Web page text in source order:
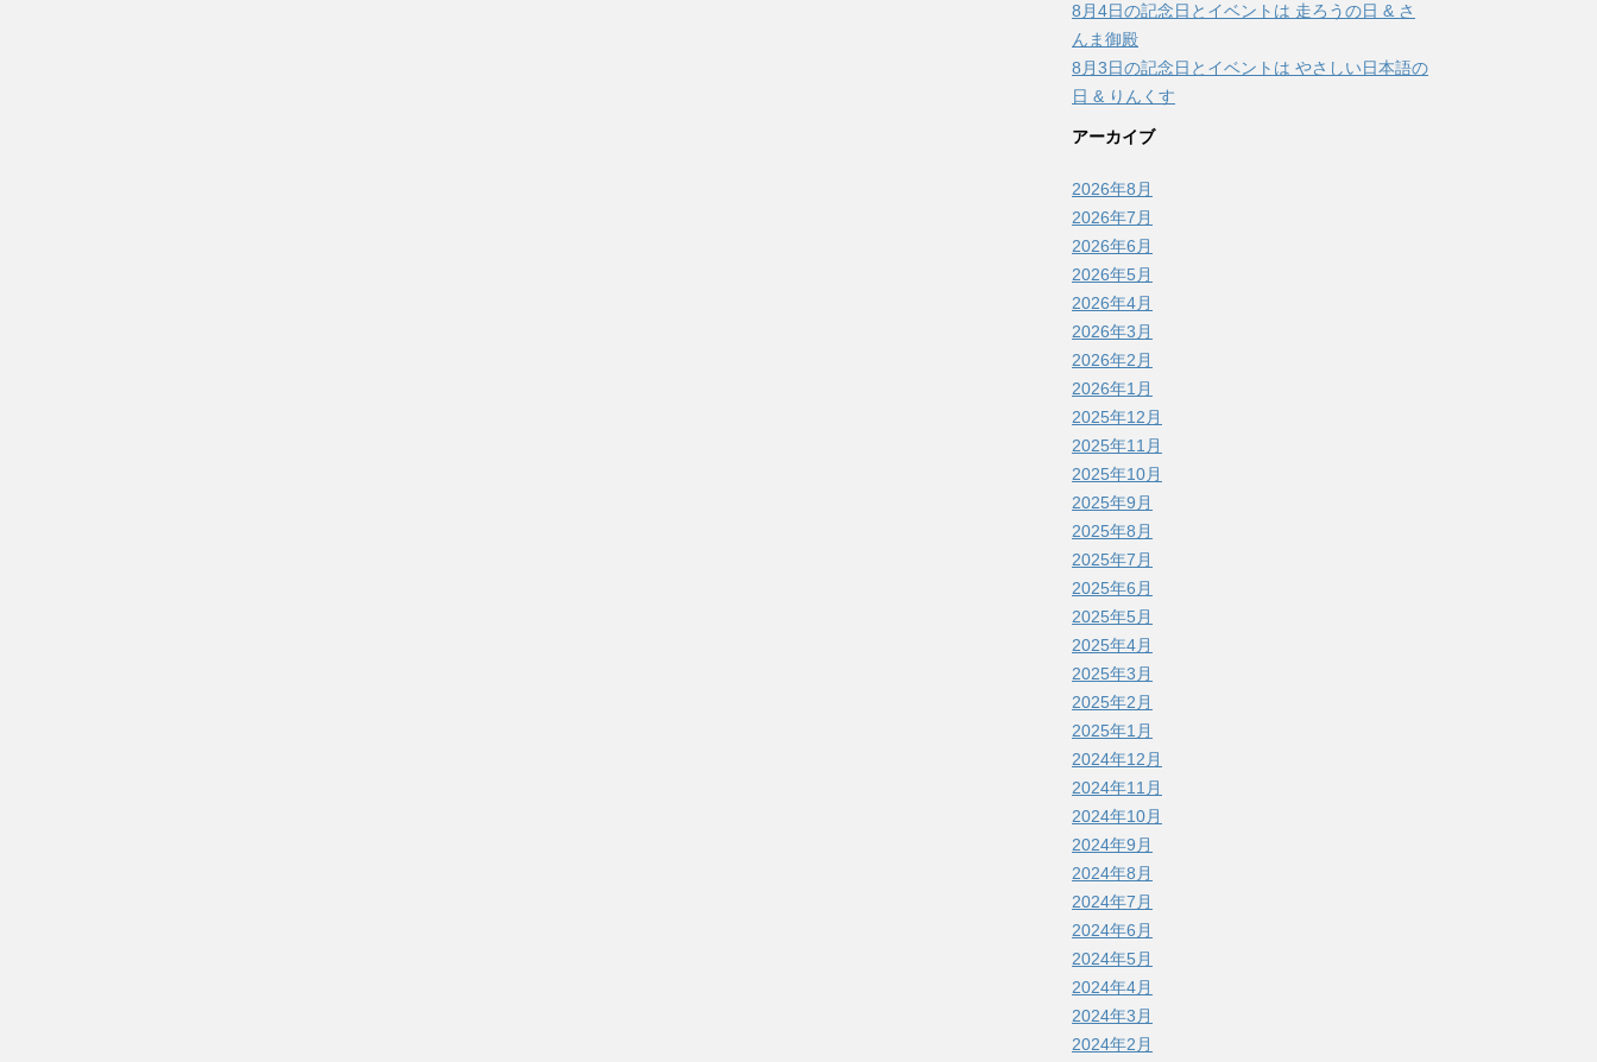
8月4日の記念日とイベントは 走ろうの日 & さ
んま御殿
8月3日の記念日とイベントは やさしい日本語の
日 & りんくす
アーカイブ
2026年8月
2026年7月
2026年6月
2026年5月
2026年4月
2026年3月
2026年2月
2026年1月
2025年12月
2025年11月
2025年10月
2025年9月
2025年8月
2025年7月
2025年6月
2025年5月
2025年4月
2025年3月
2025年2月
2025年1月
2024年12月
2024年11月
2024年10月
2024年9月
2024年8月
2024年7月
2024年6月
2024年5月
2024年4月
2024年3月
2024年2月